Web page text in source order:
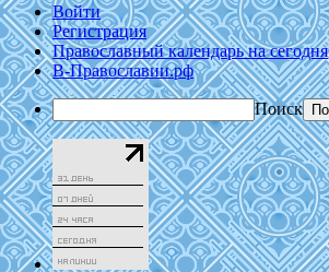
Войти
Регистрация
Православный календарь на сегодня
В-Православии.рф
Поиск